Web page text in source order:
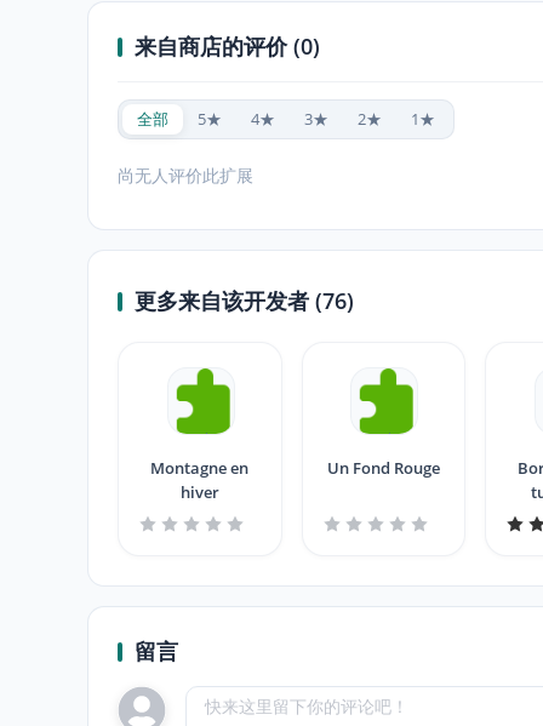
来自商店的评价 (0)
全部 5★ 4★ 3★ 2★ 1★
尚无人评价此扩展
更多来自该开发者 (76)
Montagne en
hiver
Un Fond Rouge
留言